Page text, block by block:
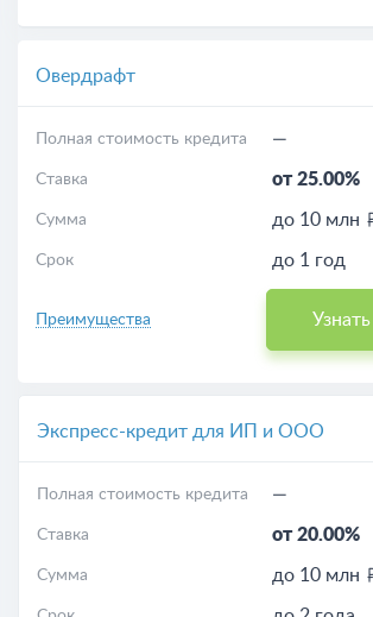
Овердрафт
Полная стоимость кредита —
Ставка от 25.00%
Сумма до 10 млн
Срок до 1 год
Преимущества
Экспресс-кредит для ИП и ООО
Полная стоимость кредита —
Ставка от 20.00%
Сумма до 10 млн